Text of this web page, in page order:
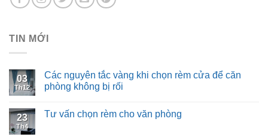
TIN MỚI
03
Th12
Các nguyên tắc vàng khi chọn rèm cửa để căn
phòng không bị rối
23
Th4
Tư vấn chọn rèm cho văn phòng